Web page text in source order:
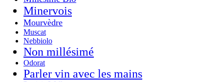
Minervois
Mourvèdre
Muscat
Nebbiolo
Non millésimé
Odorat
Parler vin avec les mains